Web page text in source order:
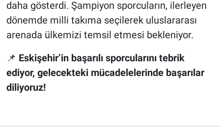
daha gösterdi. Şampiyon sporcuların, ilerleyen
dönemde milli takıma seçilerek uluslararası
arenada ülkemizi temsil etmesi bekleniyor.
📌 Eskişehir’in başarılı sporcularını tebrik
ediyor, gelecekteki mücadelelerinde başarılar
diliyoruz!